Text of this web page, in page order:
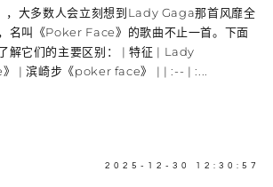
大多数人会立刻想到Lady Gaga那首风靡全
名叫《Poker Face》的歌曲不止一首。下面
解它们的主要区别： | 特征 | Lady
| 滨崎步《poker face》 | | :-- | :...
2025-12-30 12:30:57